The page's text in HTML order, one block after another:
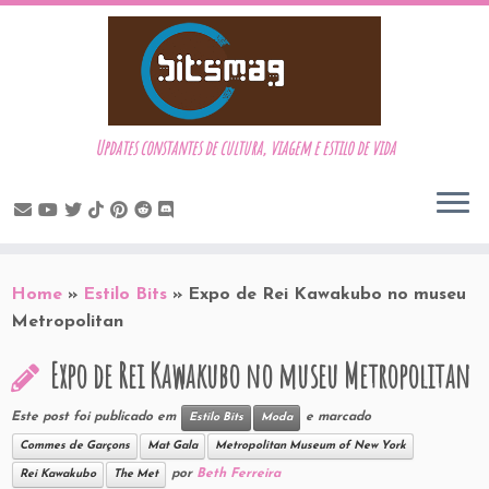
to
content
Updates constantes de cultura, viagem e estilo de vida
Home » Estilo Bits » Expo de Rei Kawakubo no museu
Metropolitan
Expo de Rei Kawakubo no museu Metropolitan
Este post foi publicado em Estilo Bits Moda e marcado
Commes de Garçons Mat Gala Metropolitan Museum of New York
Rei Kawakubo The Met por Beth Ferreira